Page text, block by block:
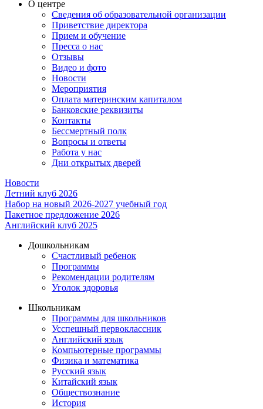
О центре
Сведения об образовательной организации
Приветствие директора
Прием и обучение
Пресса о нас
Отзывы
Видео и фото
Новости
Мероприятия
Оплата материнским капиталом
Банковские реквизиты
Контакты
Бессмертный полк
Вопросы и ответы
Работа у нас
Дни открытых дверей
Новости
Летний клуб 2026
Набор на новый 2026-2027 учебный год
Пакетное предложение 2026
Английский клуб 2025
Дошкольникам
Счастливый ребенок
Программы
Рекомендации родителям
Уголок здоровья
Школьникам
Программы для школьников
Усспешный первоклассник
Английский язык
Компьютерные программы
Физика и математика
Русский язык
Китайский язык
Обществознание
История